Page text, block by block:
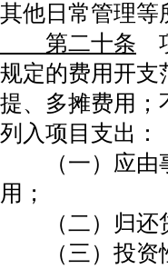
其他日常管理等
第二十条
规定的费用开支
提、多摊费用；
列入项目支出：
（一）应由事
用；
（二）归还
（三）投资性